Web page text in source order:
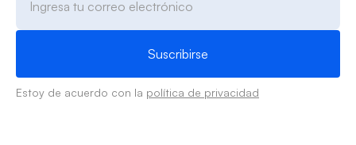
Estoy de acuerdo con la política de privacidad